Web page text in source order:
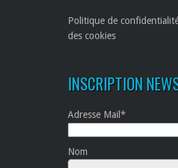
Politique de
des cookies
INSCRIPTION
Adresse Mail*
Nom